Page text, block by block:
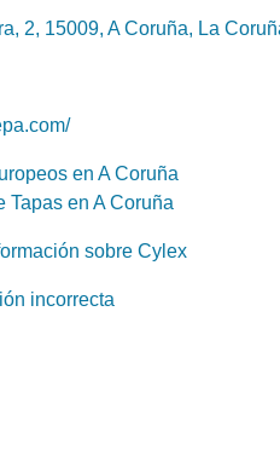
2, 15009, A Coruña, La
en A Coruña
Tapas en A Coruña
sobre Cylex
incorrecta